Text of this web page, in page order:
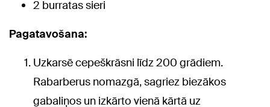
2 burratas sieri
Pagatavošana:
Uzkarsē cepeškrāsni līdz 200 grādiem.
Rabarberus nomazgā, sagriez biezākos
gabaliņos un izkārto vienā kārtā uz